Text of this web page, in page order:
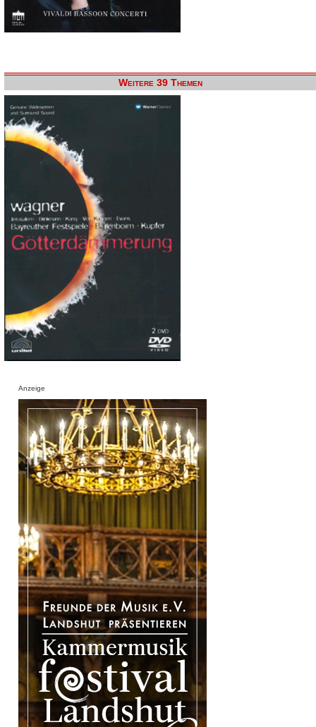
Weitere 39 Themen
Anzeige